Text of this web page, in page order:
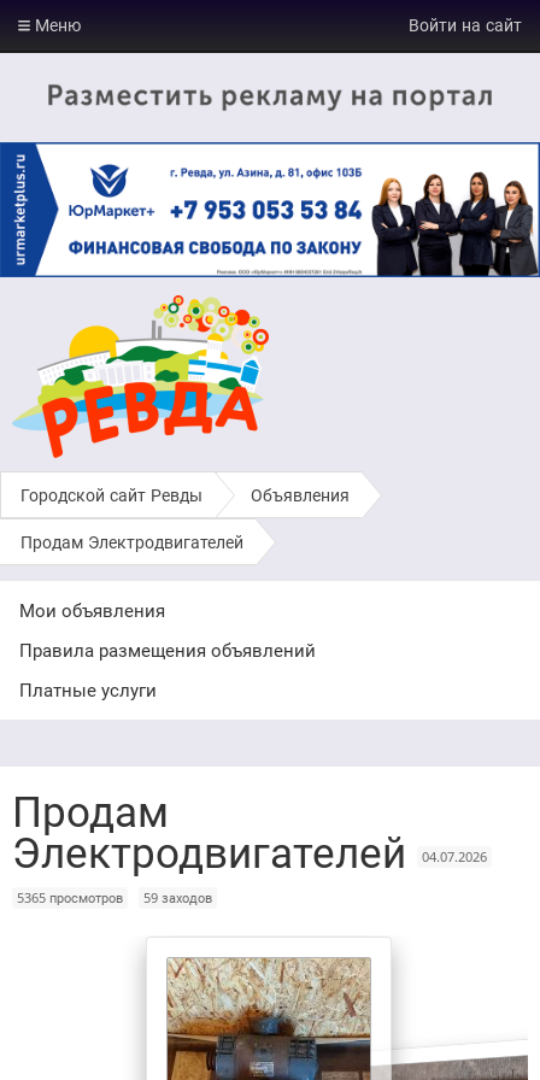
Городской сайт Ревды › Объявления
Продам Электродвигателей
Продам
Электродвигателей 04.07.2026
5365 просмотров 59 заходов
Мои объявления
Правила размещения объявлений
Платные услуги
Войти на сайт
Меню